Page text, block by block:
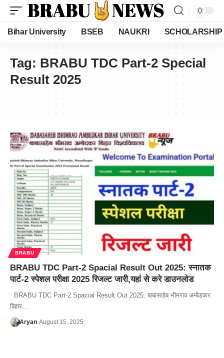
Bihar University BSEB NAUKRI SCHOLARSHIP
Tag: BRABU TDC Part-2 Special
Result 2025
BRABU
BRABU TDC Part-2 Spacial Result Out 2025: स्नातक
पार्ट-2 स्पेशल परीक्षा 2025 रिजल्ट जारी,यहां से करे डाउनलोड
BRABU TDC Part-2 Spacial Result Out 2025: बाबासाहेब भीमराव अम्बेडकर
बिहार…
Aryan August 15, 2025